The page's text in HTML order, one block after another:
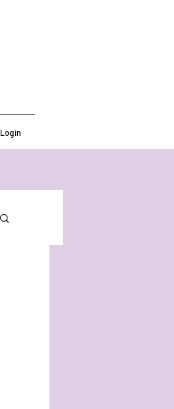
Login